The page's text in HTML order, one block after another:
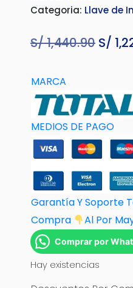
Categoria: Llave de
S/1,440.90 El
era:
S/
S/
MARCA
MEDIOS DE PAGO
Garantía Y Soporte
Compra
Al Por M
Comprar por
Hay existencias